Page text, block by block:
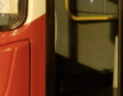
[ 2026-07-05 ]
美國國慶250，貼部電車
[ 2026-06-24 ]
校巴終於第一滴血了
[ 2026-06-23 ]
【纜車】昂坪360正式開
鐵
[ 2026-06-22 ]
Adidas FIFA 世界盃 The